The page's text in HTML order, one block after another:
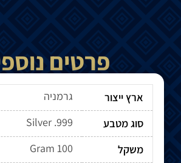
פרטים
ארץ ייצור
גרמניה
סוג מטבע
Silver .999
משקל
100 Gram